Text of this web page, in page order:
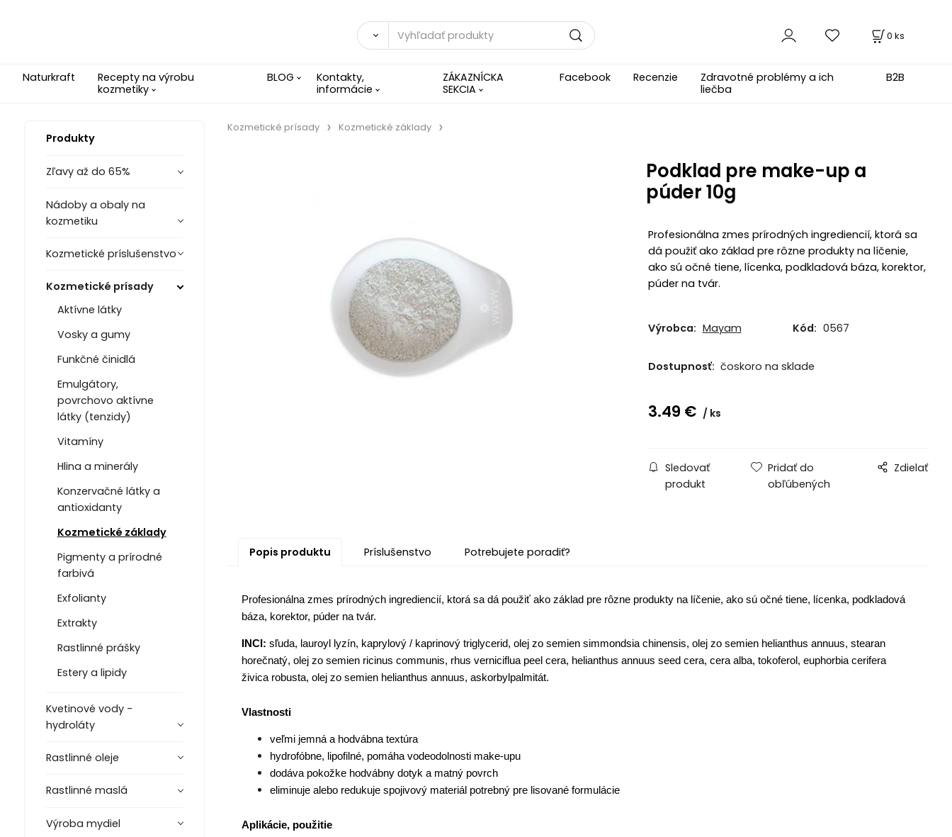
0 ks
Naturkraft
Recepty na výrobu
kozmetiky
BLOG
Kontakty,
informácie
ZÁKAZNÍCKA
SEKCIA
Facebook Recenzie
Zdravotné problémy a ich
liečba
B2B
Produkty
Zľavy až do 65%
Nádoby a obaly na
kozmetiku
Kozmetické príslušenstvo
Kozmetické prísady
Aktívne látky
Vosky a gumy
Funkčné činidlá
Emulgátory,
povrchovo aktívne
látky (tenzidy)
Vitamíny
Hlina a minerály
Konzervačné látky a
antioxidanty
Kozmetické základy
Pigmenty a prírodné
farbivá
Exfolianty
Extrakty
Rastlinné prášky
Estery a lipidy
Kvetinové vody -
hydroláty
Rastlinné oleje
Rastlinné maslá
Výroba mydiel
Kozmetické prísady Kozmetické základy
Podklad pre make-up a
púder 10g
Profesionálna zmes prírodných ingrediencií, ktorá sa
dá použiť ako základ pre rôzne produkty na líčenie,
ako sú očné tiene, lícenka, podkladová báza, korektor,
púder na tvár.
Výrobca: Mayam Kód: 0567
Dostupnosť: čoskoro na sklade
3.49 € ks
Sledovať
produkt
Pridať do
obľúbených
Zdielať
Popis produktu Príslušenstvo Potrebujete poradiť?
Profesionálna zmes prírodných ingrediencií, ktorá sa dá použiť ako základ pre rôzne produkty na líčenie, ako sú očné tiene, lícenka, podkladová
báza, korektor, púder na tvár.
INCI: sľuda, lauroyl lyzín, kaprylový / kaprinový triglycerid, olej zo semien simmondsia chinensis, olej zo semien helianthus annuus, stearan
horečnatý, olej zo semien ricinus communis, rhus verniciflua peel cera, helianthus annuus seed cera, cera alba, tokoferol, euphorbia cerifera
živica robusta, olej zo semien helianthus annuus, askorbylpalmitát.
Vlastnosti
veľmi jemná a hodvábna textúra
hydrofóbne, lipofilné, pomáha vodeodolnosti make-upu
dodáva pokožke hodvábny dotyk a matný povrch
eliminuje alebo redukuje spojivový materiál potrebný pre lisované formulácie
Aplikácie, použitie